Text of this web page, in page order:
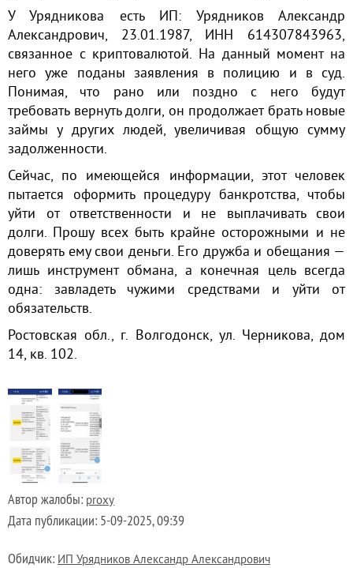
У Урядникова есть ИП: Урядников Александр
Александрович, 23.01.1987, ИНН 614307843963,
связанное с криптовалютой. На данный момент на
него уже поданы заявления в полицию и в суд.
Понимая, что рано или поздно с него будут
требовать вернуть долги, он продолжает брать новые
займы у других людей, увеличивая общую сумму
задолженности.
Сейчас, по имеющейся информации, этот человек
пытается оформить процедуру банкротства, чтобы
уйти от ответственности и не выплачивать свои
долги. Прошу всех быть крайне осторожными и не
доверять ему свои деньги. Его дружба и обещания —
лишь инструмент обмана, а конечная цель всегда
одна: завладеть чужими средствами и уйти от
обязательств.
Ростовская обл., г. Волгодонск, ул. Черникова, дом
14, кв. 102.
Автор жалобы: proxy
Дата публикации: 5-09-2025, 09:39
Обидчик: ИП Урядников Александр Александрович